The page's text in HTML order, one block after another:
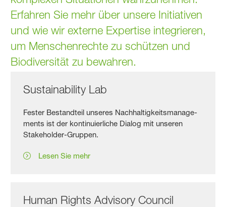
Erfahren Sie mehr über unsere Initiativen
und wie wir externe Expertise integrieren,
um Menschenrechte zu schützen und
Biodiversität zu bewahren.
Sustainability Lab
Fester Bestand­teil unseres Nach­haltig­keits­manage­
ments ist der konti­nuier­liche Dialog mit unseren
Stake­holder-Gruppen.
Lesen Sie mehr
Human Rights Advisory Council